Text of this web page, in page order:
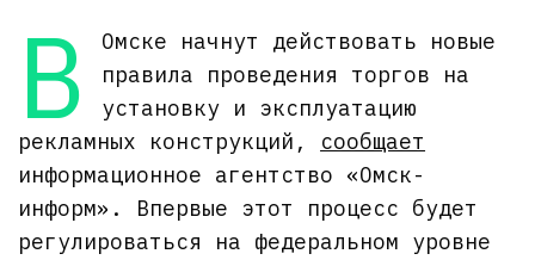
В
Омске начнут действовать новые
правила проведения торгов на
установку и эксплуатацию
рекламных конструкций, сообщает
информационное агентство «Омск-
информ». Впервые этот процесс будет
регулироваться на федеральном уровне